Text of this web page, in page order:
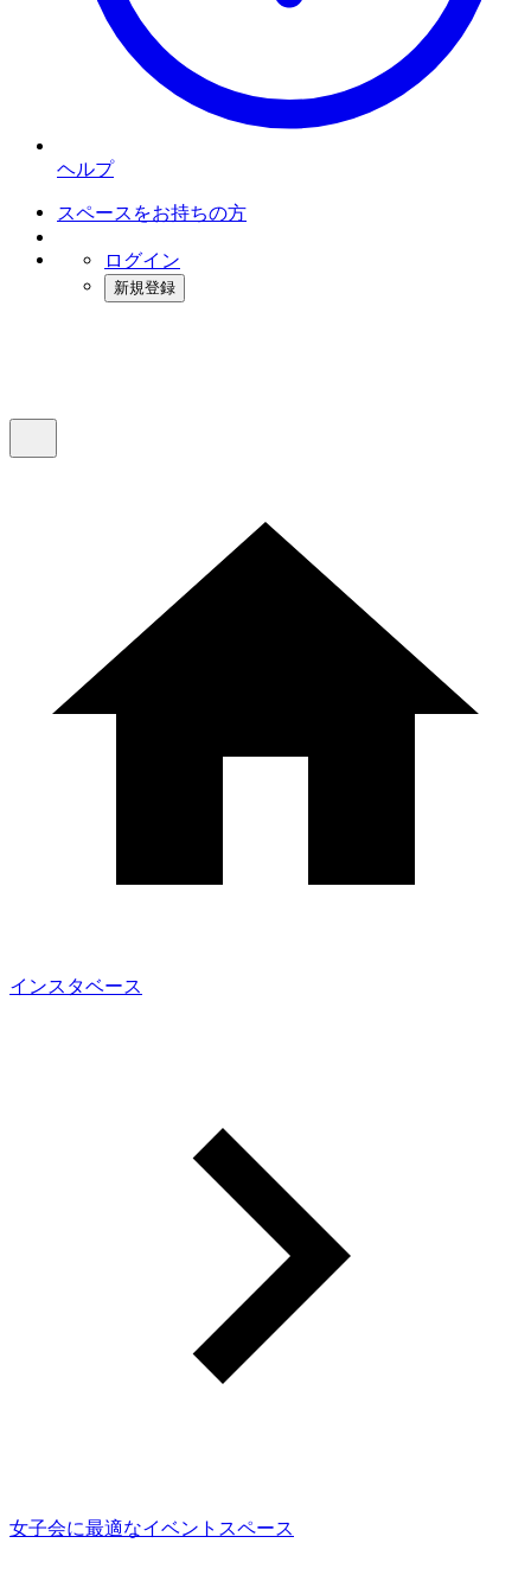
ヘルプ
スペースをお持ちの方
ログイン
新規登録
インスタベース
女子会に最適なイベントスペース